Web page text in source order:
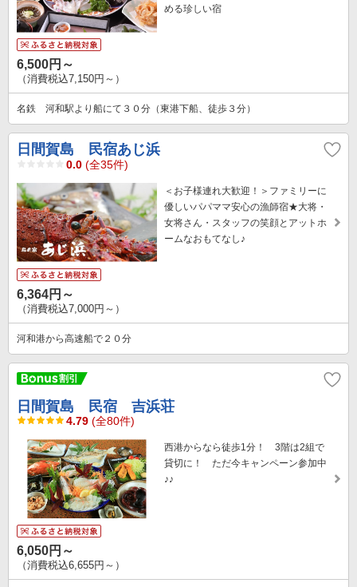
める珍しい宿
6,500円～
（消費税込7,150円～）
名鉄 河和駅より船にて３０分（東港下船、徒歩３分）
日間賀島 民宿あじ浜
0.0 (全35件)
＜お子様連れ大歓迎！＞ファミリーに
優しいパパママ安心の漁師宿★大将・
女将さん・スタッフの笑顔とアットホ
ームなおもてなし♪
6,364円～
（消費税込7,000円～）
河和港から高速船で２０分
日間賀島 民宿 吉浜荘
4.79 (全80件)
西港からなら徒歩1分！ 3階は2組で
貸切に！ ただ今キャンペーン参加中
♪♪
6,050円～
（消費税込6,655円～）